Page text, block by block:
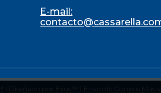
E-mail:
Diseñado por Exus™ | Envío de Correos